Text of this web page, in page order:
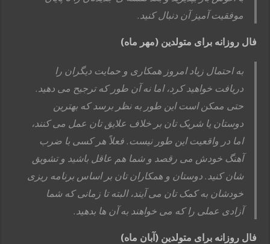
موفقیت آمیز آن دنبال کنید.
فال روزانه برای متولدین (مهر ماه)
به احتمال زیاد امروز همکاری و حمایت دیگران را
دریافت خواهید کرد، اما نه آن طور که ترجیح می دهید.
حتی ممکن است این طور به نظر برسد که بهترین
دوستان یا شریک تان بر خلاف علایق تان عمل می کنند،
اما در واقعیت این طور نیست. فعلاً هر کسی با ضرب
آهنگ خودش می رقصد و شما هم عاقل باشید و تشویق
شان کنید. دوستان و همکاران تان بر اساس برنامه ریزی
خودشان به کمک تان می آیند، البته تا زمانی که شما
آزادی عملی را که می خواهند به آن ها بدهید.
فال روزانه برای متولدین (آبان ماه)